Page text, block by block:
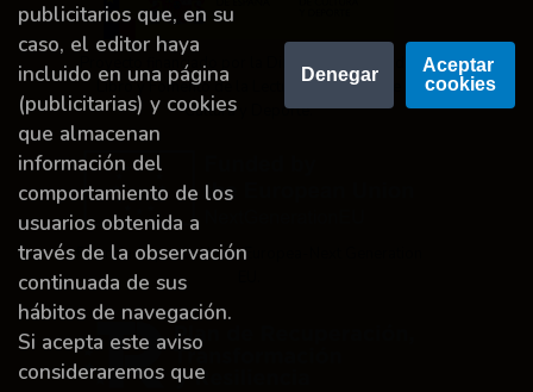
Proyecto financiado por la Dirección General del
Libro y Fomento de la Lectura, Ministerio de
Cultura y Deporte.
Financiado por la Unión Europea-Next Generation
publicitarios que, en su
caso, el editor haya
incluido en una página
(publicitarias) y cookies
que almacenan
información del
comportamiento de los
usuarios obtenida a
través de la observación
continuada de sus
hábitos de navegación.
Si acepta este aviso
consideraremos que
Denegar
Aceptar
cookies